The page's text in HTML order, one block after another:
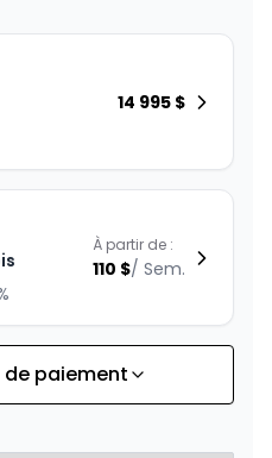
14 995 $
À partir de :
110 $/ Sem.
À partir de :
paiement